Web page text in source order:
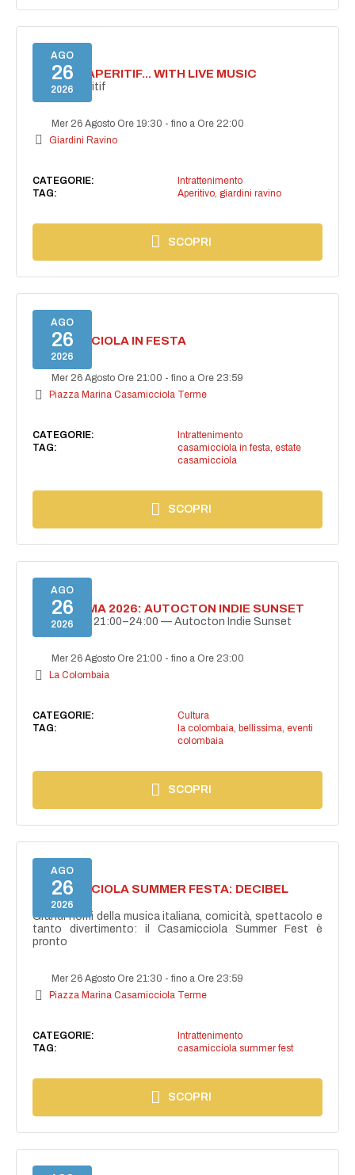
AGO
26
2026
SECRET APERITIF... WITH LIVE MUSIC
Secret aperitif
Mer 26 Agosto Ore 19:30 -fino a Ore 22:00
Giardini Ravino
CATEGORIE:
Intrattenimento
TAG:
Aperitivo, giardini ravino
SCOPRI
AGO
26
2026
CASAMICCIOLA IN FESTA
Mer 26 Agosto Ore 21:00 -fino a Ore 23:59
Piazza Marina Casamicciola Terme
CATEGORIE:
Intrattenimento
TAG:
casamicciola in festa, estate
casamicciola
SCOPRI
AGO
26
2026
BELLISSIMA 2026: AUTOCTON INDIE SUNSET
26 agosto | 21:00–24:00 — Autocton Indie Sunset
Mer 26 Agosto Ore 21:00 -fino a Ore 23:00
La Colombaia
CATEGORIE:
Cultura
TAG:
la colombaia, bellissima, eventi
colombaia
SCOPRI
AGO
26
2026
CASAMICCIOLA SUMMER FESTA: DECIBEL
BELLINI
Grandi nomi della musica italiana, comicità, spettacolo e
tanto divertimento: il Casamicciola Summer Fest è
pronto
Mer 26 Agosto Ore 21:30 -fino a Ore 23:59
Piazza Marina Casamicciola Terme
CATEGORIE:
Intrattenimento
TAG:
casamicciola summer fest
SCOPRI